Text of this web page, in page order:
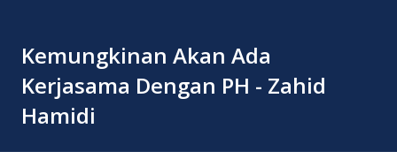
Kemungkinan Akan Ada
Kerjasama Dengan PH - Zahid
Hamidi